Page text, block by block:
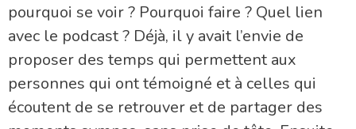
pourquoi se voir ? Pourquoi faire ? Quel lien
avec le podcast ? Déjà, il y avait l’envie de
proposer des temps qui permettent aux
personnes qui ont témoigné et à celles qui
écoutent de se retrouver et de partager des